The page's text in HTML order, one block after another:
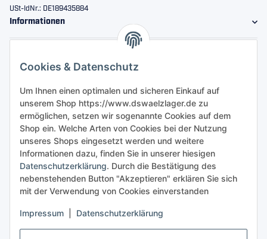
Cookies & Datenschutz
Um Ihnen einen optimalen und sicheren Einkauf auf
unserem Shop https://www.dswaelzlager.de zu
ermöglichen, setzen wir sogenannte Cookies auf dem
Shop ein. Welche Arten von Cookies bei der Nutzung
unseres Shops eingesetzt werden und weitere
Informationen dazu, finden Sie in unserer hiesigen
Datenschutzerklärung. Durch die Bestätigung des
nebenstehenden Button "Akzeptieren" erklären Sie sich
mit der Verwendung von Cookies einverstanden
Impressum Datenschutzerklärung
USt-IdNr.: DE189435884
Informationen
Sicher bestellen